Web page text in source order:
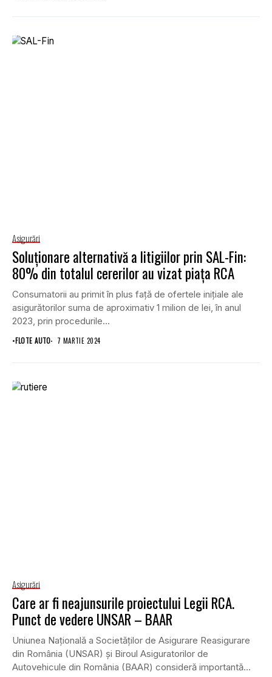
Asigurări
Soluţionare alternativă a litigiilor prin SAL-Fin:
80% din totalul cererilor au vizat piaţa RCA
Consumatorii au primit în plus faţă de ofertele iniţiale ale
asigurătorilor suma de aproximativ 1 milion de lei, în anul
2023, prin procedurile...
•FLOTE AUTO 7 MARTIE 2024
Asigurări
Care ar fi neajunsurile proiectului Legii RCA.
Punct de vedere UNSAR – BAAR
Uniunea Naţională a Societăţilor de Asigurare Reasigurare
din România (UNSAR) şi Biroul Asiguratorilor de
Autovehicule din România (BAAR) consideră importantă